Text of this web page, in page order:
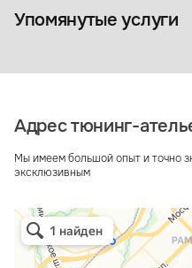
Упомянутые услуги
Оклейка авто пленкой
Адрес тюнинг-
Мы имеем большой опыт и точно
эксклюзивным